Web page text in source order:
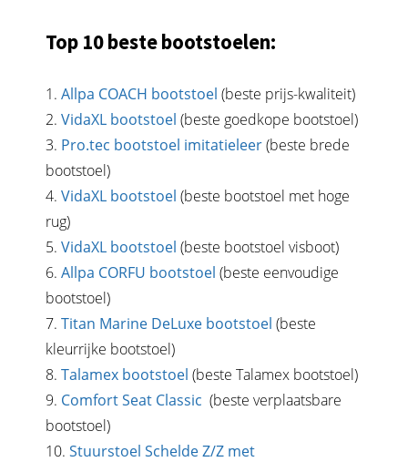
Top 10 beste bootstoelen:
1. Allpa COACH bootstoel (beste prijs-kwaliteit)
2. VidaXL bootstoel (beste goedkope bootstoel)
3. Pro.tec bootstoel imitatieleer(beste brede
bootstoel)
4. VidaXL bootstoel (beste bootstoel met hoge
rug)
5. VidaXL bootstoel (beste bootstoel visboot)
6. Allpa CORFU bootstoel (beste eenvoudige
bootstoel)
7. Titan Marine DeLuxe bootstoel (beste
kleurrijke bootstoel)
8. Talamex bootstoel (beste Talamex bootstoel)
9. Comfort Seat Classic (beste verplaatsbare
bootstoel)
10. Stuurstoel Schelde Z/Z met